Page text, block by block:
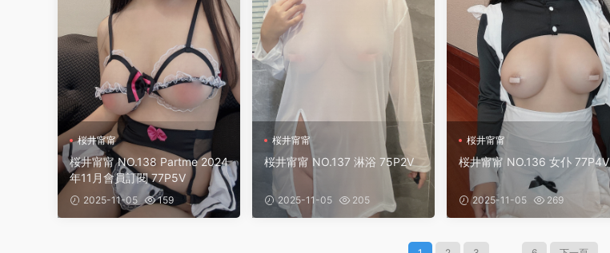
桜井甯甯
桜井甯甯 NO.138 Partme 2024
年11月會員訂閱 77P5V
2025-11-05 159
桜井甯甯
桜井甯甯 NO.137 淋浴 75P2V
2025-11-05 205
桜井甯甯
桜井甯甯 NO.136 女仆 77P4V
2025-11-05 269